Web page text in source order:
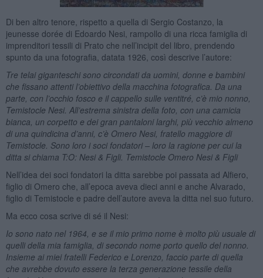
Di ben altro tenore, rispetto a quella di Sergio Costanzo, la
jeunesse dorée di Edoardo Nesi, rampollo di una ricca famiglia di
imprenditori tessili di Prato che nell’incipit del libro, prendendo
spunto da una fotografia, datata 1926, così descrive l’autore:
Tre telai giganteschi sono circondati da uomini, donne e bambini
che fissano attenti l’obiettivo della macchina fotografica. Da una
parte, con l’occhio fosco e il cappello sulle ventitré, c’è mio nonno,
Temistocle Nesi. All’estrema sinistra della foto, con una camicia
bianca, un corpetto e dei gran pantaloni larghi, più vecchio almeno
di una quindicina d’anni, c’è Omero Nesi, fratello maggiore di
Temistocle. Sono loro i soci fondatori – loro la ragione per cui la
ditta si chiama T:O: Nesi & Figli. Temistocle Omero Nesi & Figli
Nell’idea dei soci fondatori la ditta sarebbe poi passata ad Alfiero,
figlio di Omero che, all’epoca aveva dieci anni e anche Alvarado,
figlio di Temistocle e padre dell’autore aveva la ditta nel suo futuro.
Ma ecco cosa scrive di sé il Nesi:
Io sono nato nel 1964, e se il mio primo nome è molto più usuale di
quelli della mia famiglia, di secondo nome porto quello del nonno.
Insieme ai miei fratelli Federico e Lorenzo, faccio parte di quella
che avrebbe dovuto essere la terza generazione tessile della